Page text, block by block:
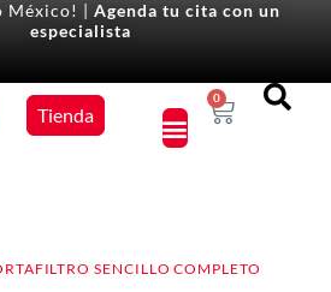
México! | Agenda tu cita con un
especialista
Tienda
0
SENCILLO COMPLETO